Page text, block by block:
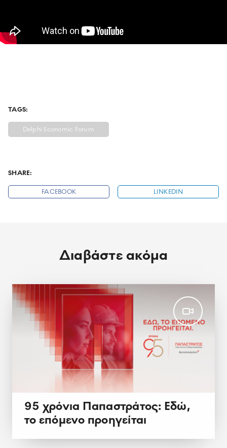
ΕΡΓΑZOMΕΝΟΙ & ΣΥΝΕΡΓΑΤΕΣ
TAGS:
Delphi Economic Forum
SHARE:
FACEBOOK LINKEDIN
Διαβάστε ακόμα
95 χρόνια Παπαστράτος: Εδώ,
το επόμενο προηγείται